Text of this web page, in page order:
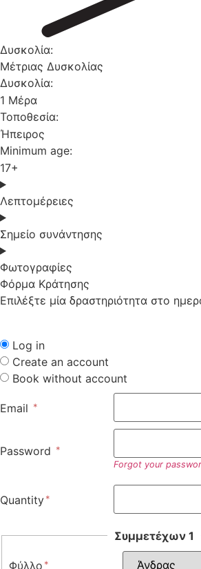
Δυσκολία:
Μέτριας Δυσκολίας
Δυσκολία:
1 Μέρα
Τοποθεσία:
Ήπειρος
Minimum age:
17+
Λεπτομέρειες
Σημείο συνάντησης
Φωτογραφίες
Φόρμα Κράτησης
Επιλέξτε μία δραστηριότητα στο
Log in
Create an account
Book without account
Email
Password
Forgot your
Quantity
Συμμετέχων 1
Φύλλο